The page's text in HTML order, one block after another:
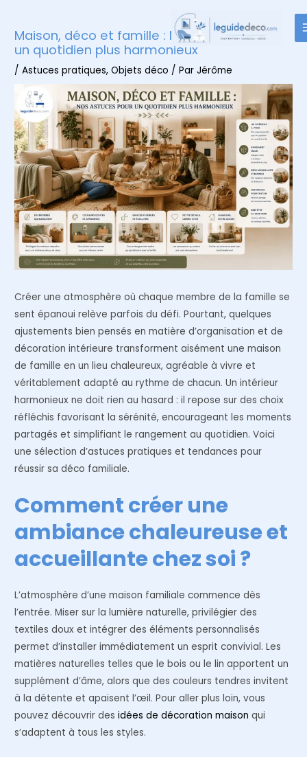
contenu
Maison, déco et famille : Nos astuces pour
un quotidien plus harmonieux
/Astuces pratiques,Objets déco / ParJérôme
Créer une atmosphère où chaque membre de la famille se
sent épanoui relève parfois du défi. Pourtant, quelques
ajustements bien pensés en matière d’organisation et de
décoration intérieure transforment aisément une maison
de famille en un lieu chaleureux, agréable à vivre et
véritablement adapté au rythme de chacun. Un intérieur
harmonieux ne doit rien au hasard : il repose sur des choix
réfléchis favorisant la sérénité, encourageant les moments
partagés et simplifiant le rangement au quotidien. Voici
une sélection d’astuces pratiques et tendances pour
réussir sa déco familiale.
Comment créer une
ambiance chaleureuse et
accueillante chez soi ?
L’atmosphère d’une maison familiale commence dès
l’entrée. Miser sur la lumière naturelle, privilégier des
textiles doux et intégrer des éléments personnalisés
permet d’installer immédiatement un esprit convivial. Les
matières naturelles telles que le bois ou le lin apportent un
supplément d’âme, alors que des couleurs tendres invitent
à la détente et apaisent l’œil. Pour aller plus loin, vous
pouvez découvrir desidées de décoration maison qui
s’adaptent à tous les styles.